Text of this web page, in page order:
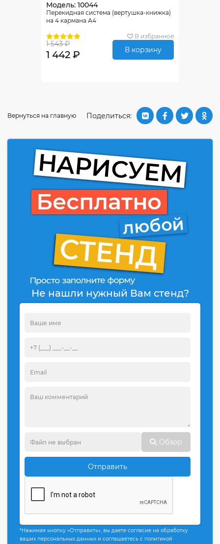
Модель: 10044
Перекидная система (вертушка-книжка)
на 4 кармана А4
В избранное
1 543 ₽
1 442 ₽ В корзину
Поделиться:
Вернуться на главную
Не нашли нужный Вам стенд?
Обзор
Отправить
*Нажимая кнопку «Отправить», вы даете согласие на обработку
ваших персональных данных и соглашаетесь с политикой